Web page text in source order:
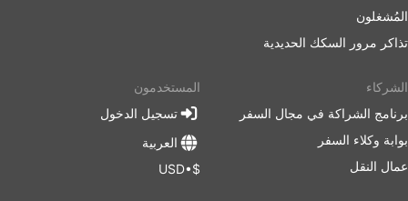
المُشغلون
تذاكر مرور السكك الحديدية
الشركاء
برنامج الشراكة في مجال السفر
بوابة وكلاء السفر
عمال النقل
المستخدمون
تسجيل الدخول
العربية
$•USD